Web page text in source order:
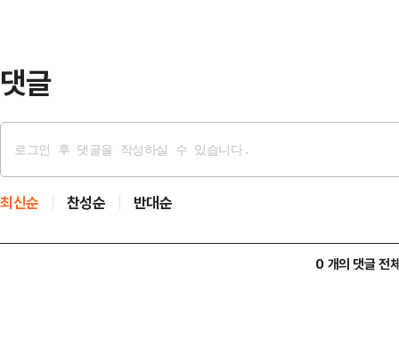
댓글
최신순 찬성순 반대순
0 개의 댓글 전